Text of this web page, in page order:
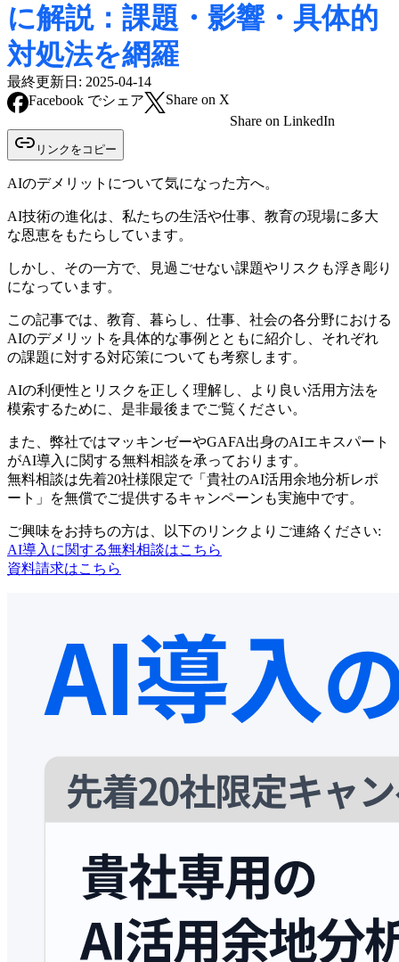
に解説：課題・影響・具体的
対処法を網羅
最終更新日: 2025-04-14
Facebook でシェア
Share on X
Share on LinkedIn
リンクをコピー
AIのデメリットについて気になった方へ。
AI技術の進化は、私たちの生活や仕事、教育の現場に多大
な恩恵をもたらしています。
しかし、その一方で、見過ごせない課題やリスクも浮き彫り
になっています。
この記事では、教育、暮らし、仕事、社会の各分野における
AIのデメリットを具体的な事例とともに紹介し、それぞれ
の課題に対する対応策についても考察します。
AIの利便性とリスクを正しく理解し、より良い活用方法を
模索するために、是非最後までご覧ください。
また、弊社ではマッキンゼーやGAFA出身のAIエキスパート
がAI導入に関する無料相談を承っております。
無料相談は先着20社様限定で「貴社のAI活用余地分析レポ
ート」を無償でご提供するキャンペーンも実施中です。
ご興味をお持ちの方は、以下のリンクよりご連絡ください:
AI導入に関する無料相談はこちら
資料請求はこちら